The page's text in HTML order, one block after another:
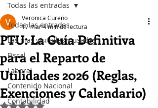
Todas las entradas
Las mas visitadas y usadas
Fiscal
Laboral
Contenido Nacional
Contabilidad
Todas las entradas
PTU: La Guía Definitiva
para el Reparto de
Utilidades 2026 (Reglas,
Exenciones y Calendario)
Veronica Cureño
17 mar4 min de lectura
Obtuvo NaN de 5 estrellas.